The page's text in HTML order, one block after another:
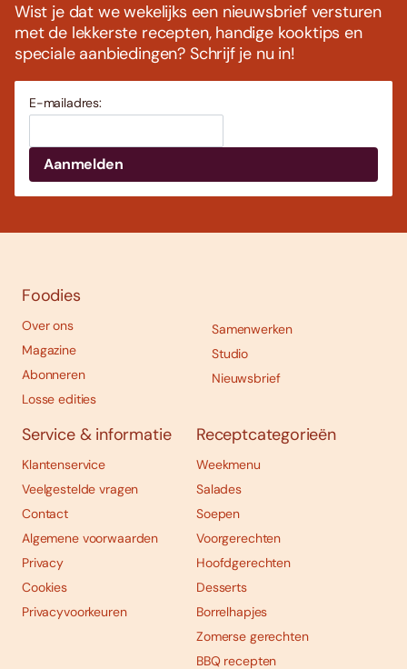
Wist je dat we wekelijks een nieuwsbrief versturen
met de lekkerste recepten, handige kooktips en
speciale aanbiedingen? Schrijf je nu in!
E-mailadres:
Foodies
Over ons
Magazine
Abonneren
Losse edities
Samenwerken
Studio
Nieuwsbrief
Service & informatie
Klantenservice
Veelgestelde vragen
Contact
Algemene voorwaarden
Privacy
Cookies
Privacyvoorkeuren
Receptcategorieën
Weekmenu
Salades
Soepen
Voorgerechten
Hoofdgerechten
Desserts
Borrelhapjes
Zomerse gerechten
BBQ recepten